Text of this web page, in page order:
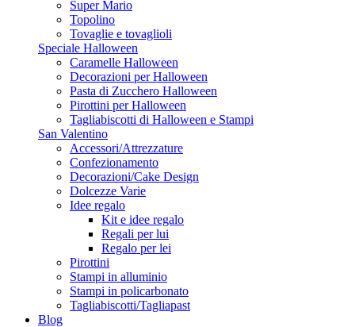
Super Mario
Topolino
Tovaglie e tovaglioli
Speciale Halloween
Caramelle Halloween
Decorazioni per Halloween
Pasta di Zucchero Halloween
Pirottini per Halloween
Tagliabiscotti di Halloween e Stampi
San Valentino
Accessori/Attrezzature
Confezionamento
Decorazioni/Cake Design
Dolcezze Varie
Idee regalo
Kit e idee regalo
Regali per lui
Regalo per lei
Pirottini
Stampi in alluminio
Stampi in policarbonato
Tagliabiscotti/Tagliapast
Blog